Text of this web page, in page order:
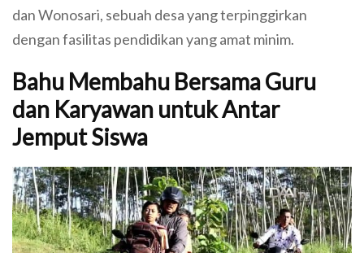
dan Wonosari, sebuah desa yang terpinggirkan
dengan fasilitas pendidikan yang amat minim.
Bahu Membahu Bersama Guru
dan Karyawan untuk Antar
Jemput Siswa